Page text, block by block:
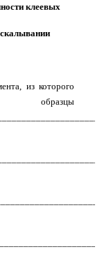
клеевых
из которого